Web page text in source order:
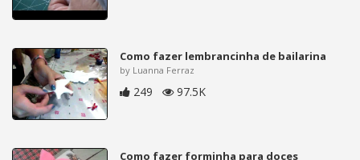
Como fazer lembrancinha de bailarina
by Luanna Ferraz
249 97.5K
Como fazer forminha para doces